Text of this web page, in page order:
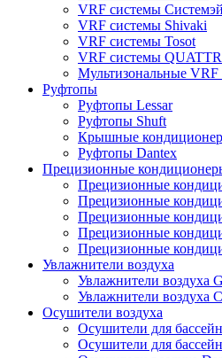
VRF системы
VRF системы Shivaki
VRF системы Tosot
VRF системы
Мультизональные
Руфтопы
Руфтопы Lessar
Руфтопы Shuft
Крышные
Руфтопы Dantex
Прецизионные
Прецизионные
Прецизионные
Прецизионные
Прецизионные
Прецизионные
Увлажнители воздуха
Увлажнители воздуха
Увлажнители воздуха
Осушители воздуха
Осушители для
Осушители для